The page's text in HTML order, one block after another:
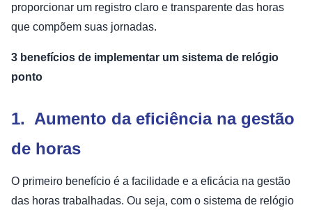
proporcionar um registro claro e transparente das horas
que compõem suas jornadas.
3 benefícios de implementar um sistema de relógio
ponto
1. Aumento da eficiência na gestão
de horas
O primeiro benefício é a facilidade e a eficácia na gestão
das horas trabalhadas. Ou seja, com o sistema de relógio